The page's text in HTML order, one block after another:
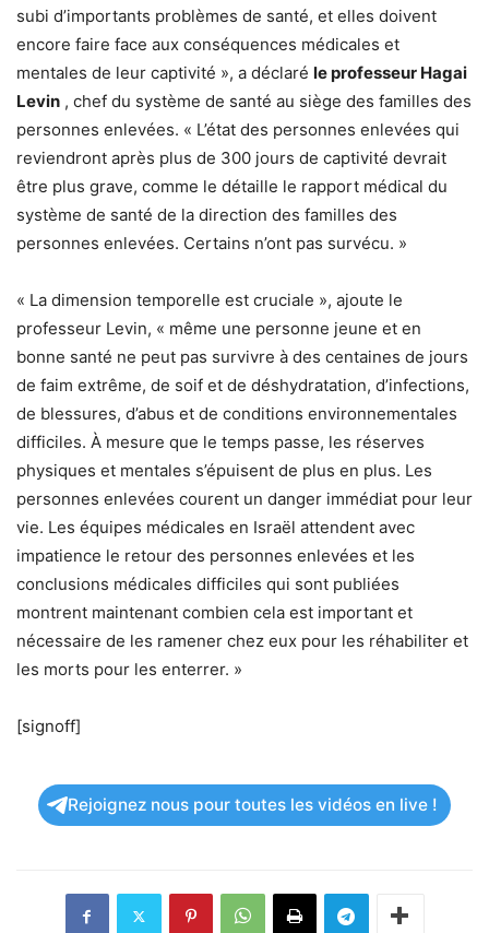
subi d’importants problèmes de santé, et elles doivent
encore faire face aux conséquences médicales et
mentales de leur captivité », a déclaré le professeur Hagai
Levin , chef du système de santé au siège des familles des
personnes enlevées. « L’état des personnes enlevées qui
reviendront après plus de 300 jours de captivité devrait
être plus grave, comme le détaille le rapport médical du
système de santé de la direction des familles des
personnes enlevées. Certains n’ont pas survécu. »
« La dimension temporelle est cruciale », ajoute le
professeur Levin, « même une personne jeune et en
bonne santé ne peut pas survivre à des centaines de jours
de faim extrême, de soif et de déshydratation, d’infections,
de blessures, d’abus et de conditions environnementales
difficiles. À mesure que le temps passe, les réserves
physiques et mentales s’épuisent de plus en plus. Les
personnes enlevées courent un danger immédiat pour leur
vie. Les équipes médicales en Israël attendent avec
impatience le retour des personnes enlevées et les
conclusions médicales difficiles qui sont publiées
montrent maintenant combien cela est important et
nécessaire de les ramener chez eux pour les réhabiliter et
les morts pour les enterrer. »
[signoff]
Rejoignez nous pour toutes les vidéos en live !